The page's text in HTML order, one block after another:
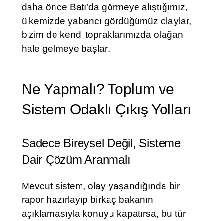
daha önce Batı’da görmeye alıştığımız,
ülkemizde yabancı gördüğümüz olaylar,
bizim de kendi topraklarımızda olağan
hale gelmeye başlar.
Ne Yapmalı? Toplum ve
Sistem Odaklı Çıkış Yolları
Sadece Bireysel Değil, Sisteme
Dair Çözüm Aranmalı
Mevcut sistem, olay yaşandığında bir
rapor hazırlayıp birkaç bakanın
açıklamasıyla konuyu kapatırsa, bu tür